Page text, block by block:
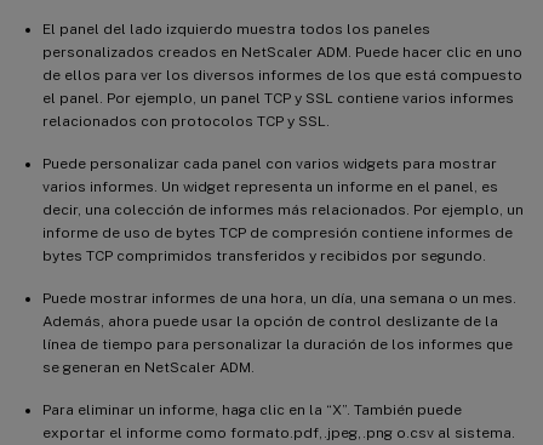
El panel del lado izquierdo muestra todos los paneles
personalizados creados en NetScaler ADM. Puede hacer clic en uno
de ellos para ver los diversos informes de los que está compuesto
el panel. Por ejemplo, un panel TCP y SSL contiene varios informes
relacionados con protocolos TCP y SSL.
Puede personalizar cada panel con varios widgets para mostrar
varios informes. Un widget representa un informe en el panel, es
decir, una colección de informes más relacionados. Por ejemplo, un
informe de uso de bytes TCP de compresión contiene informes de
bytes TCP comprimidos transferidos y recibidos por segundo.
Puede mostrar informes de una hora, un día, una semana o un mes.
Además, ahora puede usar la opción de control deslizante de la
línea de tiempo para personalizar la duración de los informes que
se generan en NetScaler ADM.
Para eliminar un informe, haga clic en la “X”. También puede
exportar el informe como formato.pdf,.jpeg,.png o.csv al sistema.